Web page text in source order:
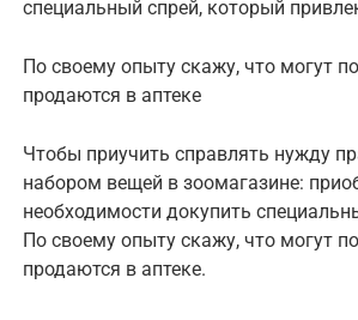
специальный спрей, который
По своему опыту скажу, что могут
продаются в аптеке
Чтобы приучить справлять нужду
набором вещей в зоомагазине:
необходимости докупить
По своему опыту скажу, что могут
продаются в аптеке.